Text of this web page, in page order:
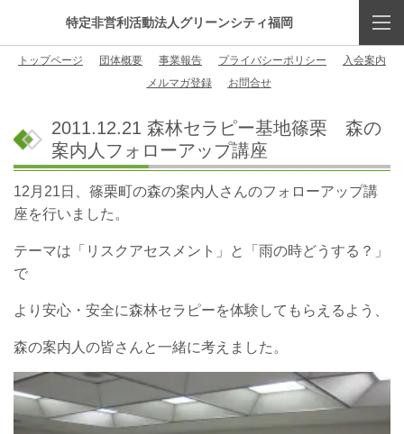
特定非営利活動法人グリーンシティ福岡
トップページ 団体概要 事業報告 プライバシーポリシー
入会案内
メルマガ登録
お問合せ
2011.12.21 森林セラピー基地篠栗 森の
案内人フォローアップ講座
12月21日、篠栗町の森の案内人さんのフォローアップ講
座を行いました。
テーマは「リスクアセスメント」と「雨の時どうする？」
で
より安心・安全に森林セラピーを体験してもらえるよう、
森の案内人の皆さんと一緒に考えました。